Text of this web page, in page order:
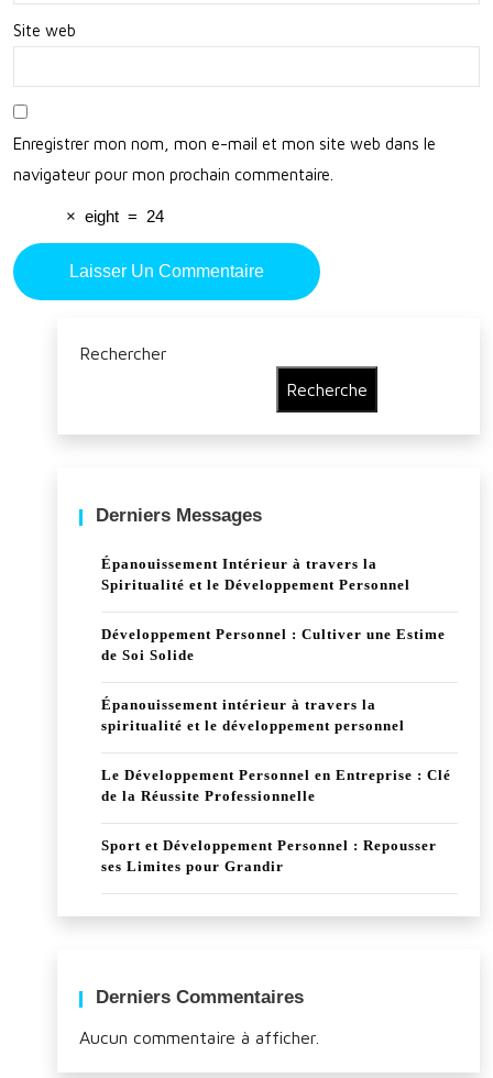
Site web
Enregistrer mon nom, mon e-mail et mon site web dans le
navigateur pour mon prochain commentaire.
× eight = 24
Rechercher
Recherche
Derniers Messages
Épanouissement Intérieur à travers la
Spiritualité et le Développement Personnel
Développement Personnel : Cultiver une Estime
de Soi Solide
Épanouissement intérieur à travers la
spiritualité et le développement personnel
Le Développement Personnel en Entreprise : Clé
de la Réussite Professionnelle
Sport et Développement Personnel : Repousser
ses Limites pour Grandir
Derniers Commentaires
Aucun commentaire à afficher.